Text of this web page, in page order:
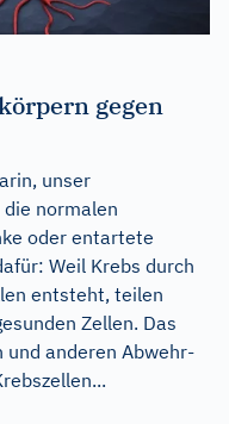
gegen
unser
normalen
oder entartete
Weil Krebs durch
entsteht, teilen
Zellen. Das
anderen Abwehr-